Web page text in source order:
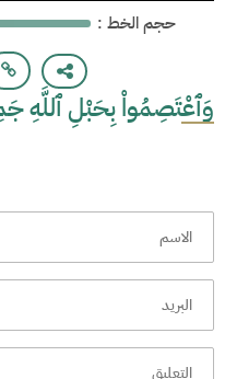
: حجم الخط
وَٱعْتَصِمُواْ بِحَبْلِ ٱللَّهِ